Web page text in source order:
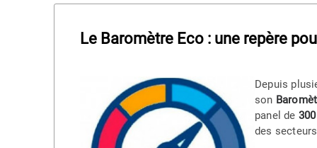
Le Baromètre Eco : une repère
Depuis
son
panel de
des